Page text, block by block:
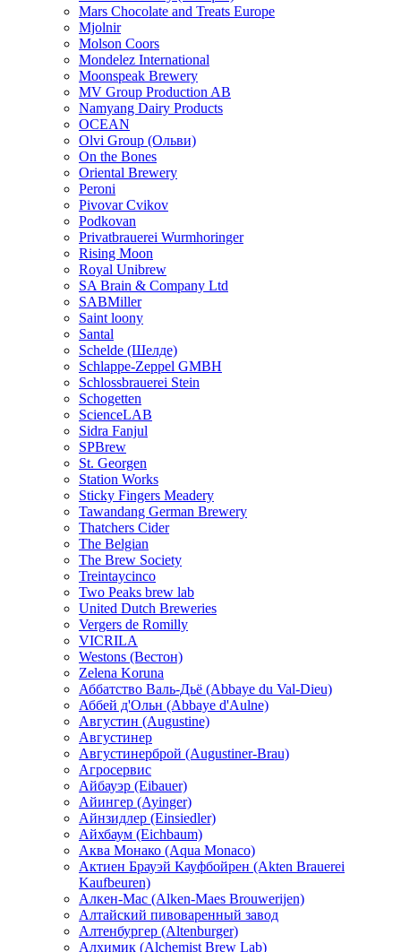
Mars Chocolate and Treats Europe
Mjolnir
Molson Coors
Mondelez International
Moonspeak Brewery
MV Group Production AB
Namyang Dairy Products
OCEAN
Olvi Group (Ольви)
On the Bones
Oriental Brewery
Peroni
Pivovar Cvikov
Podkovan
Privatbrauerei Wurmhoringer
Rising Moon
Royal Unibrew
SA Brain & Company Ltd
SABMiller
Saint loony
Santal
Schelde (Шелде)
Schlappe-Zeppel GMBH
Schlossbrauerei Stein
Schogetten
ScienceLAB
Sidra Fanjul
SPBrew
St. Georgen
Station Works
Sticky Fingers Meadery
Tawandang German Brewery
Thatchers Cider
The Belgian
The Brew Society
Treintaycinco
Two Peaks brew lab
United Dutch Breweries
Vergers de Romilly
VICRILA
Westons (Вестон)
Zelena Koruna
Аббатство Валь-Дьё (Abbaye du Val-Dieu)
Аббей д'Ольн (Abbaye d'Aulne)
Августин (Augustine)
Августинер
Августинерброй (Augustiner-Brau)
Агросервис
Айбауэр (Eibauer)
Айингер (Ayinger)
Айнзидлер (Einsiedler)
Айхбаум (Eichbaum)
Аква Монако (Aqua Monaco)
Актиен Брауэй Кауфбойрен (Akten Brauerei
Kaufbeuren)
Алкен-Мас (Alken-Maes Brouwerijen)
Алтайский пивоваренный завод
Алтенбургер (Altenburger)
Алхимик (Alchemist Brew Lab)